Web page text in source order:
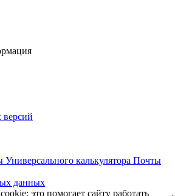
версий
Универсального калькулятора Почты
данных
это помогает сайту работать